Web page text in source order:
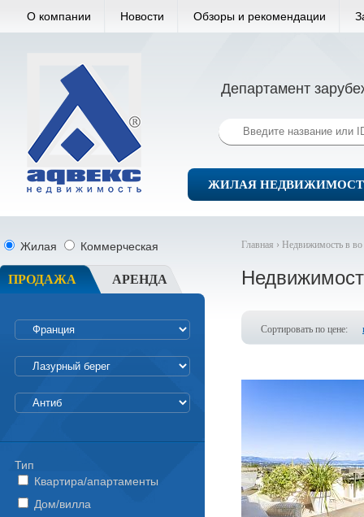
О компании Новости Обзоры и рекомендации
Департамент
ЖИЛАЯ
Главная › Недвижимость в
Сортировать по цене:
Жилая Коммерческая
ПРОДАЖА АРЕНДА
Тип
Квартира/апартаменты
Дом/вилла